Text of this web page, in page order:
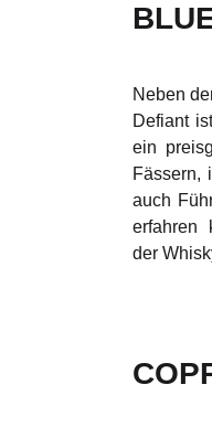
Neben
Defiant
ein
Fässern,
auch
erfahren
der